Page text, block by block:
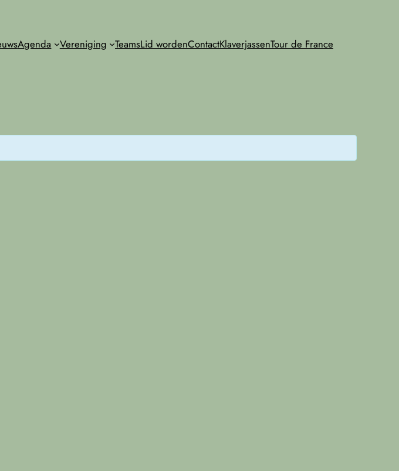
Agenda Vereniging TeamsLid wordenContactKlaverjassenTour de France